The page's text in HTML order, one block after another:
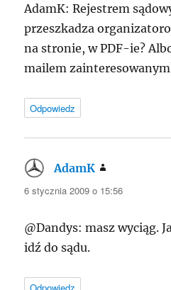
AdamK: Rejestrem
przeszkadza
na stronie, w PDF-ie?
mailem
Odpowiedz
AdamK
6 stycznia 2009 o 15:56
@Dandys: masz wyciąg.
idź do sądu.